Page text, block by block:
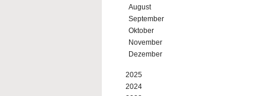
August
September
Oktober
November
Dezember
2025
2024